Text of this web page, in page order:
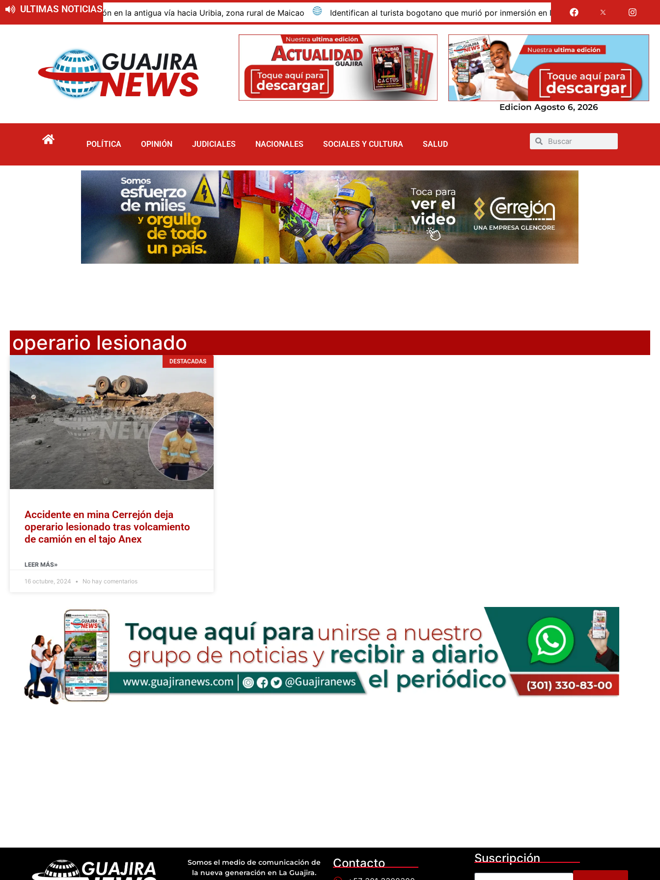
ULTIMAS NOTICIAS
de descomposición en la antigua vía hacia Uribia, zona rural de Maicao Identifican al turista bogotano que murió por inmersión en las dunas de Taroa; su cuerpo
Edicion Agosto 6, 2026
POLÍTICA OPINIÓN JUDICIALES NACIONALES SOCIALES Y CULTURA SALUD
operario lesionado
DESTACADAS
Accidente en mina Cerrejón deja
operario lesionado tras volcamiento
de camión en el tajo Anex
LEER MÁS»
16 octubre, 2024 No hay comentarios
Somos el medio de comunicación de
la nueva generación en La Guajira.
Contacto Suscripción